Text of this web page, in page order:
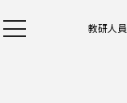
教研人員